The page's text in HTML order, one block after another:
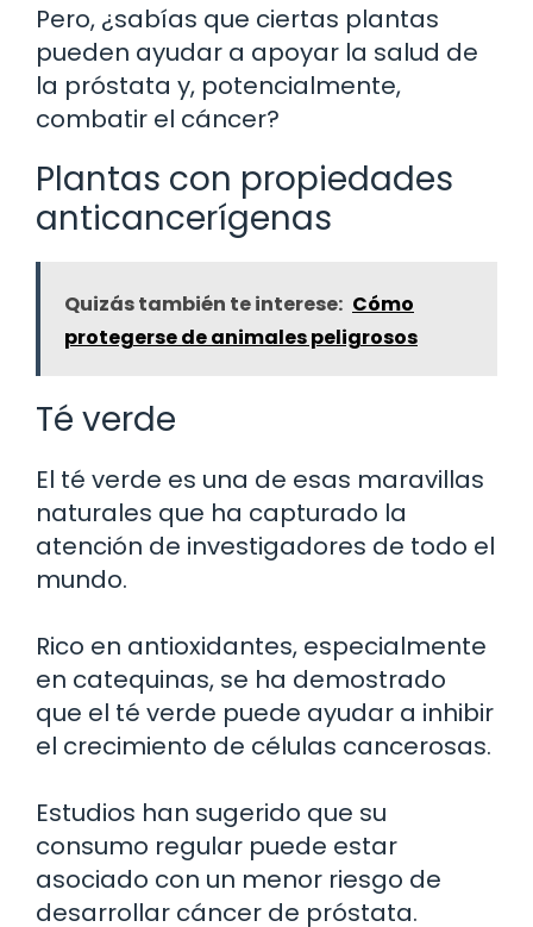
Pero, ¿sabías que ciertas plantas
pueden ayudar a apoyar la salud de
la próstata y, potencialmente,
combatir el cáncer?
Plantas con propiedades
anticancerígenas
Quizás también te interese: Cómo
protegerse de animales peligrosos
Té verde
El té verde es una de esas maravillas
naturales que ha capturado la
atención de investigadores de todo el
mundo.
Rico en antioxidantes, especialmente
en catequinas, se ha demostrado
que el té verde puede ayudar a inhibir
el crecimiento de células cancerosas.
Estudios han sugerido que su
consumo regular puede estar
asociado con un menor riesgo de
desarrollar cáncer de próstata.